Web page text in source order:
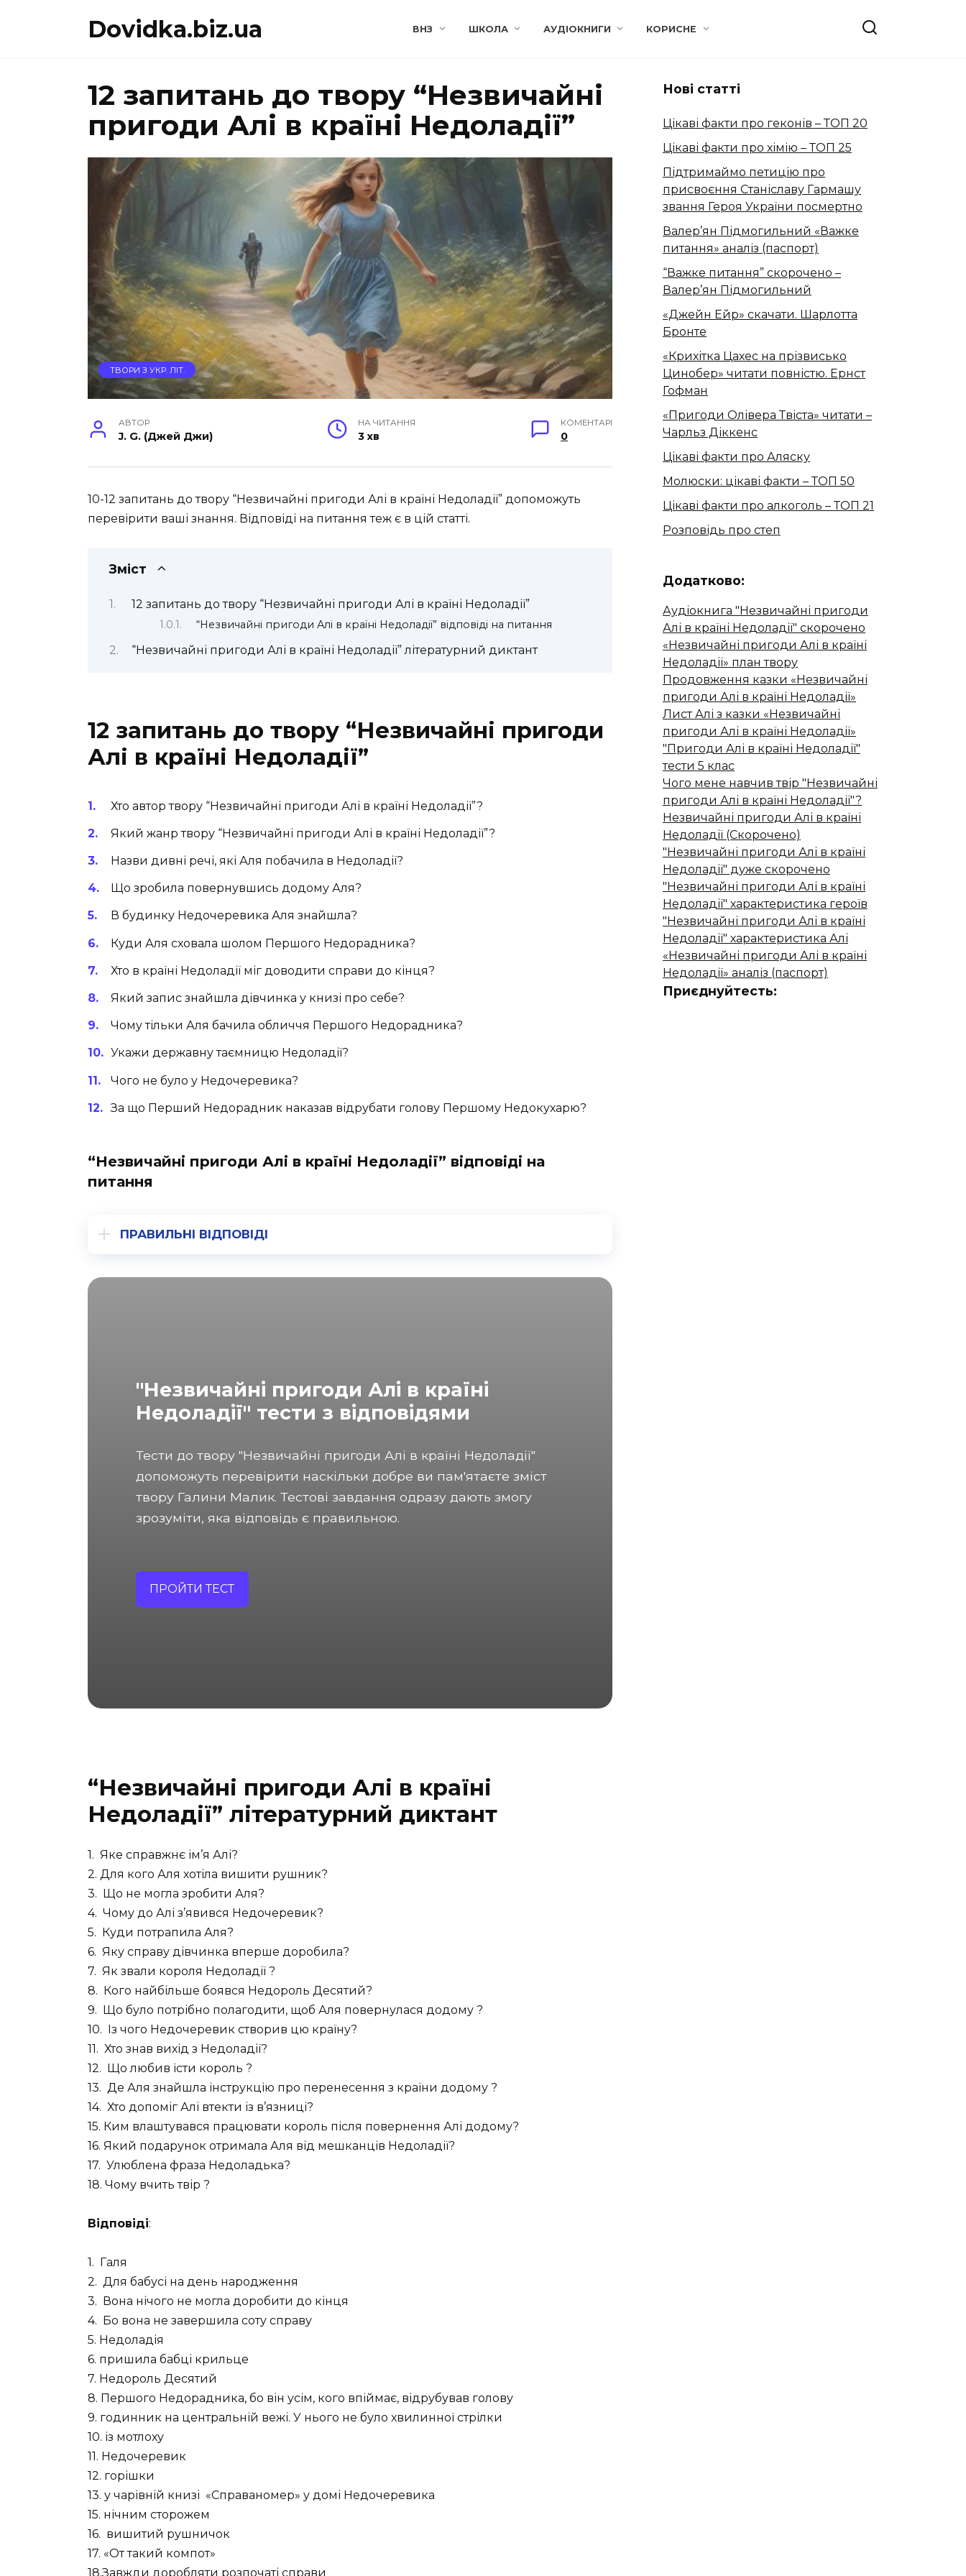
Dovidka.biz.ua ВНЗ ШКОЛА АУДІОКНИГИ КОРИСНЕ
12 запитань до твору “Незвичайні
пригоди Алі в країні Недоладії”
ТВОРИ З УКР. ЛІТ.
АВТОР
J. G. (Джей Джи)
НА ЧИТАННЯ
3 хв
КОМЕНТАРІ
0
10-12 запитань до твору “Незвичайні пригоди Алі в країні Недоладії” допоможуть
перевірити ваші знання. Відповіді на питання теж є в цій статті.
Зміст
12 запитань до твору “Незвичайні пригоди Алі в країні Недоладії”
“Незвичайні пригоди Алі в країні Недоладії” відповіді на питання
“Незвичайні пригоди Алі в країні Недоладії” літературний диктант
12 запитань до твору “Незвичайні пригоди
Алі в країні Недоладії”
Хто автор твору “Незвичайні пригоди Алі в країні Недоладії”?
Який жанр твору “Незвичайні пригоди Алі в країні Недоладії”?
Назви дивні речі, які Аля побачила в Недоладії?
Що зробила повернувшись додому Аля?
В будинку Недочеревика Аля знайшла?
Куди Аля сховала шолом Першого Недорадника?
Хто в країні Недоладії міг доводити справи до кінця?
Який запис знайшла дівчинка у книзі про себе?
Чому тільки Аля бачила обличчя Першого Недорадника?
Укажи державну таємницю Недоладії?
Чого не було у Недочеревика?
За що Перший Недорадник наказав відрубати голову Першому Недокухарю?
“Незвичайні пригоди Алі в країні Недоладії” відповіді на
питання
ПРАВИЛЬНІ ВІДПОВІДІ
"Незвичайні пригоди Алі в країні
Недоладії" тести з відповідями
Тести до твору "Незвичайні пригоди Алі в країні Недоладії"
допоможуть перевірити наскільки добре ви пам'ятаєте зміст
твору Галини Малик. Тестові завдання одразу дають змогу
зрозуміти, яка відповідь є правильною.
ПРОЙТИ ТЕСТ
“Незвичайні пригоди Алі в країні
Недоладії” літературний диктант
1. Яке справжнє ім’я Алі?
2. Для кого Аля хотіла вишити рушник?
3. Що не могла зробити Аля?
4. Чому до Алі з’явився Недочеревик?
5. Куди потрапила Аля?
6. Яку справу дівчинка вперше доробила?
7. Як звали короля Недоладії ?
8. Кого найбільше боявся Недороль Десятий?
9. Що було потрібно полагодити, щоб Аля повернулася додому ?
10. Із чого Недочеревик створив цю країну?
11. Хто знав вихід з Недоладії?
12. Що любив їсти король ?
13. Де Аля знайшла інструкцію про перенесення з країни додому ?
14. Хто допоміг Алі втекти із в’язниці?
15. Ким влаштувався працювати король після повернення Алі додому?
16. Який подарунок отримала Аля від мешканців Недоладії?
17. Улюблена фраза Недоладька?
18. Чому вчить твір ?
Відповіді:
1. Галя
2. Для бабусі на день народження
3. Вона нічого не могла доробити до кінця
4. Бо вона не завершила соту справу
5. Недоладія
6. пришила бабці крильце
7. Недороль Десятий
8. Першого Недорадника, бо він усім, кого впіймає, відрубував голову
9. годинник на центральній вежі. У нього не було хвилинної стрілки
10. із мотлоху
11. Недочеревик
12. горішки
13. у чарівній книзі «Справаномер» у домі Недочеревика
15. нічним сторожем
16. вишитий рушничок
17. «От такий компот»
18.Завжди доробляти розпочаті справи
Нові статті
Цікаві факти про геконів – ТОП 20
Цікаві факти про хімію – ТОП 25
Підтримаймо петицію про
присвоєння Станіславу Гармашу
звання Героя України посмертно
Валер’ян Підмогильний «Важке
питання» аналіз (паспорт)
“Важке питання” скорочено –
Валер’ян Підмогильний
«Джейн Ейр» скачати. Шарлотта
Бронте
«Крихітка Цахес на прізвисько
Цинобер» читати повністю. Ернст
Гофман
«Пригоди Олівера Твіста» читати –
Чарльз Діккенс
Цікаві факти про Аляску
Молюски: цікаві факти – ТОП 50
Цікаві факти про алкоголь – ТОП 21
Розповідь про степ
Додатково:
Аудіокнига "Незвичайні пригоди
Алі в країні Недоладії" скорочено
«Незвичайні пригоди Алі в країні
Недоладії» план твору
Продовження казки «Незвичайні
пригоди Алі в країні Недоладії»
Лист Алі з казки «Незвичайні
пригоди Алі в країні Недоладії»
"Пригоди Алі в країні Недоладії"
тести 5 клас
Чого мене навчив твір "Незвичайні
пригоди Алі в країні Недоладії"?
Незвичайні пригоди Алі в країні
Недоладії (Скорочено)
"Незвичайні пригоди Алі в країні
Недоладії" дуже скорочено
"Незвичайні пригоди Алі в країні
Недоладії" характеристика героїв
"Незвичайні пригоди Алі в країні
Недоладії" характеристика Алі
«Незвичайні пригоди Алі в країні
Недоладії» аналіз (паспорт)
Приєднуйтесть: